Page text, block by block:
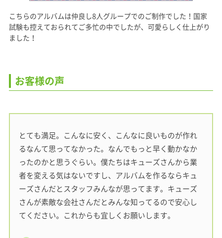
こちらのアルバムは仲良し8人グループでのご制作でした！国家
試験も控えておられてご多忙の中でしたが、可愛らしく仕上がり
ました！
お客様の声
とても満足。こんなに安く、こんなに良いものが作れ
るなんて思ってなかった。なんでもっと早く動かなか
ったのかと思うぐらい。僕たちはキューズさんから業
者を変える気はないですし、アルバムを作るならキュ
ーズさんだとスタッフみんなが思ってます。キューズ
さんが素敵な会社さんだとみんな知ってるので安心し
てください。これからも宜しくお願いします。